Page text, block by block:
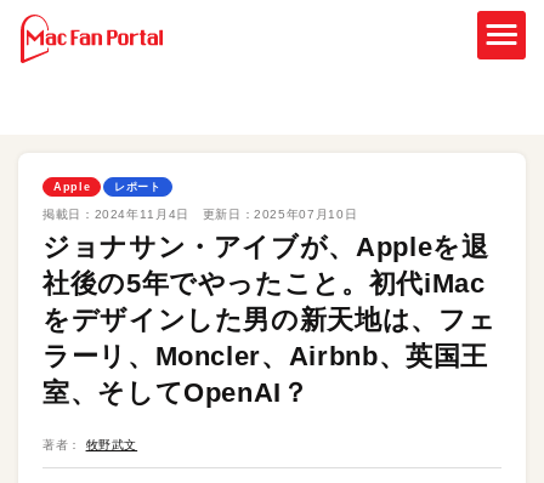
Apple レポート
掲載日： 2024年11月4日 更新日：2025年07月10日
ジョナサン・アイブが、Appleを退
社後の5年でやったこと。初代iMac
をデザインした男の新天地は、フェ
ラーリ、Moncler、Airbnb、英国王
室、そしてOpenAI？
著者： 牧野武文